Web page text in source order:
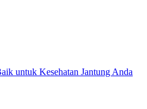
untuk Kesehatan Jantung Anda